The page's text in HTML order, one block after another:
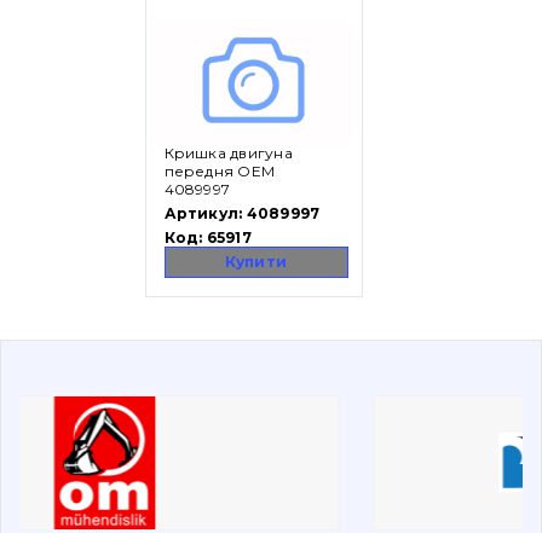
Фільтри та мастильні матеріали
Ножі, ріжучі кромки
Захист (ковша, адаптера)
написати
листа
Кришка двигуна
передня OEM
4089997
Артикул: 4089997
Код: 65917
Купити